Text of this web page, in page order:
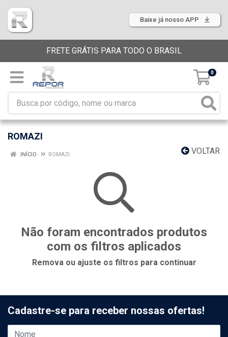
Baixe já nosso APP
FRETE GRÁTIS PARA TODO O BRASIL
0
ROMAZI
VOLTAR
INÍCIO ROMAZI
Não foram encontrados produtos
com os filtros aplicados
Remova ou ajuste os filtros para continuar
Cadastre-se para receber nossas ofertas!